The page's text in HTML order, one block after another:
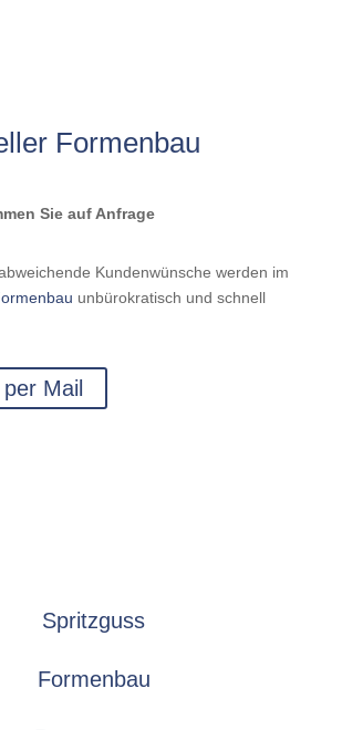
Formenbau
Sie auf Anfrage
Kundenwünsche werden im
unbürokratisch und schnell
Mail
Spritzguss
Formenbau